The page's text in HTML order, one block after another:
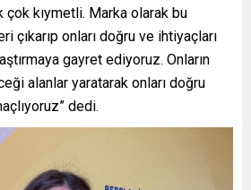
kıymetli. Marka olarak bu
çıkarıp onları doğru ve ihtiyaçları
gayret ediyoruz. Onların
alanlar yaratarak onları doğru
dedi.